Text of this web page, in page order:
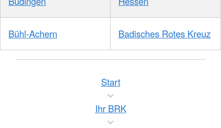
Bühl-Achern Badisches Rotes Kreuz
Start
Ihr BRK